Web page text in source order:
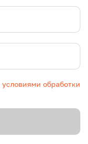
условиями обработки